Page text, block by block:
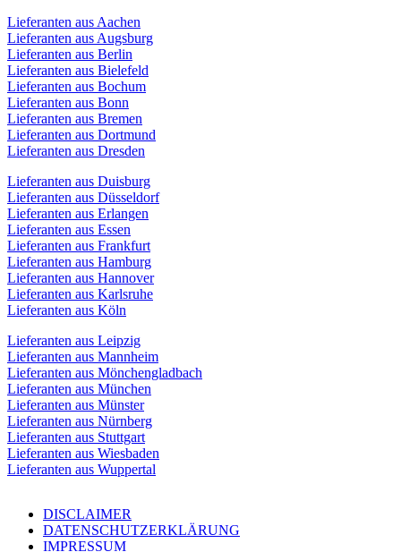
Lieferanten aus Aachen
Lieferanten aus Augsburg
Lieferanten aus Berlin
Lieferanten aus Bielefeld
Lieferanten aus Bochum
Lieferanten aus Bonn
Lieferanten aus Bremen
Lieferanten aus Dortmund
Lieferanten aus Dresden
Lieferanten aus Duisburg
Lieferanten aus Düsseldorf
Lieferanten aus Erlangen
Lieferanten aus Essen
Lieferanten aus Frankfurt
Lieferanten aus Hamburg
Lieferanten aus Hannover
Lieferanten aus Karlsruhe
Lieferanten aus Köln
Lieferanten aus Leipzig
Lieferanten aus Mannheim
Lieferanten aus Mönchengladbach
Lieferanten aus München
Lieferanten aus Münster
Lieferanten aus Nürnberg
Lieferanten aus Stuttgart
Lieferanten aus Wiesbaden
Lieferanten aus Wuppertal
DISCLAIMER
DATENSCHUTZERKLÄRUNG
IMPRESSUM